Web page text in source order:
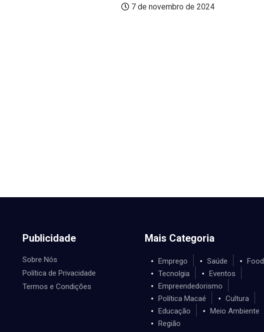
7 de novembro de 2024
Publicidade
Sobre Nós
Política de Privacidade
Termos e Condições
Mais Categoria
Emprego Saúde
Food
Tecnolgia
Eventos
Empreendedorismo
Política Macaé
Cultura
Educação
Meio Ambiente
Região